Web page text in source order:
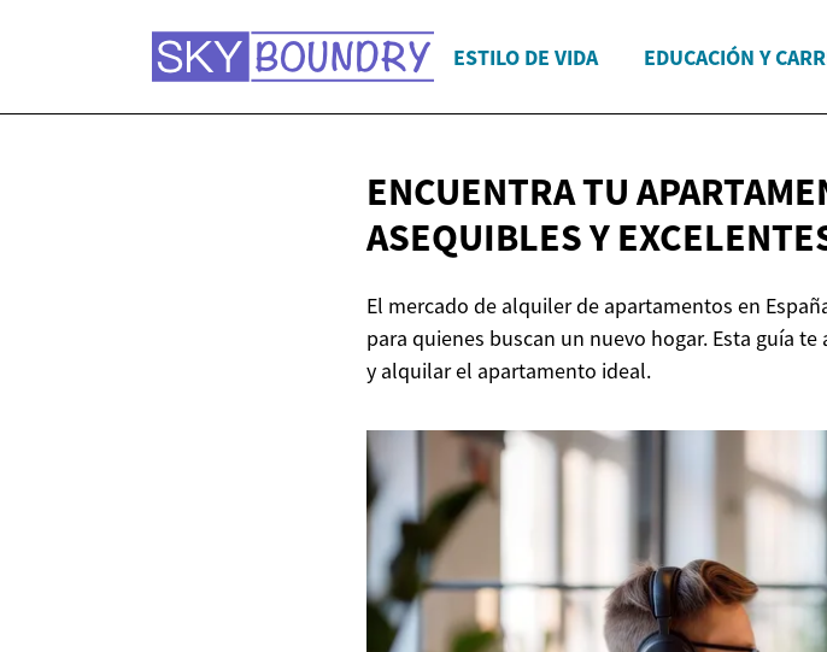
ESTILO DE VIDA EDUCACIÓN Y
ENCUENTRA TU
ASEQUIBLES Y
El mercado de alquiler de apartamentos en
para quienes buscan un nuevo hogar. Esta guía
y alquilar el apartamento ideal.